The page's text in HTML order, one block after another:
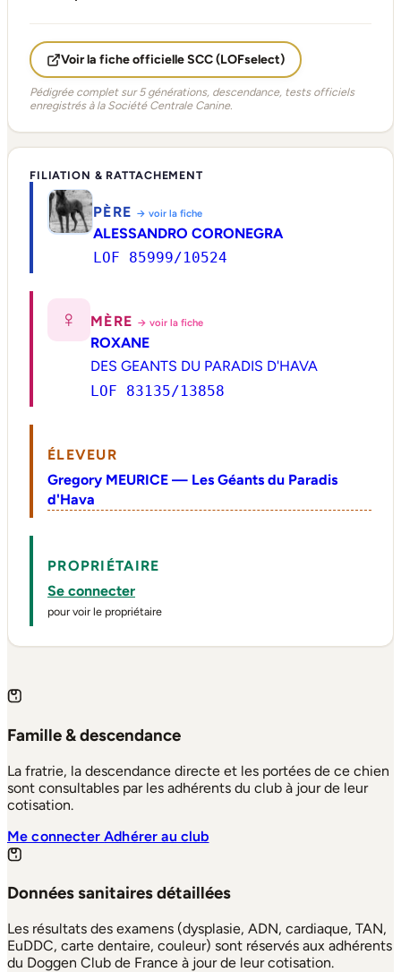
Voir la fiche officielle SCC (LOFselect)
Pédigrée complet sur 5 générations, descendance, tests officiels
enregistrés à la Société Centrale Canine.
FILIATION & RATTACHEMENT
PÈRE → voir la fiche
ALESSANDRO CORONEGRA
LOF 85999/10524
♀ MÈRE → voir la fiche
ROXANE
DES GEANTS DU PARADIS D'HAVA
LOF 83135/13858
ÉLEVEUR
Gregory MEURICE — Les Géants du Paradis
d'Hava
PROPRIÉTAIRE
Se connecter
pour voir le propriétaire
Famille & descendance
La fratrie, la descendance directe et les portées de ce chien
sont consultables par les adhérents du club à jour de leur
cotisation.
Me connecterAdhérer au club
Données sanitaires détaillées
Les résultats des examens (dysplasie, ADN, cardiaque, TAN,
EuDDC, carte dentaire, couleur) sont réservés aux adhérents
du Doggen Club de France à jour de leur cotisation.